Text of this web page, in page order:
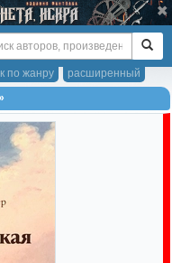
расширенный
по жанру